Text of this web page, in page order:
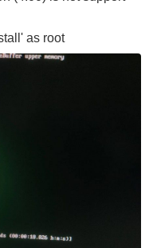
as root